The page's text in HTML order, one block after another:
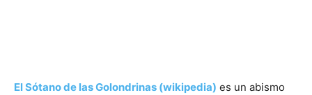
El Sótano de las Golondrinas (wikipedia) es un abismo